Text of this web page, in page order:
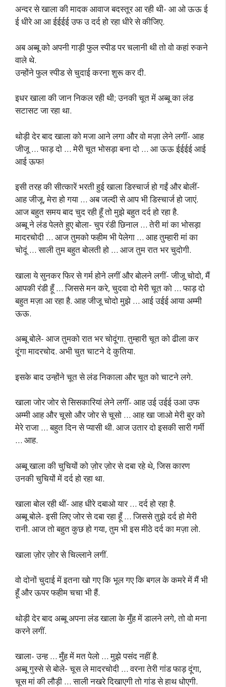
अन्दर से खाला की मादक आवाज बदस्तूर आ रही थी- आ ओ ऊऊ ई
ई धीरे आ आ ईईईई उफ उ दर्द हो रहा धीरे से कीजिए.
अब अब्बू को अपनी गाड़ी फुल स्पीड पर चलानी थी तो वो कहां रुकने
वाले थे.
उन्होंने फुल स्पीड से चुदाई करना शुरू कर दी.
इधर खाला की जान निकल रही थी; उनकी चूत में अब्बू का लंड
सटासट जा रहा था.
थोड़ी देर बाद खाला को मजा आने लगा और वो मज़ा लेने लगीं- आह
जीजू … फाड़ दो … मेरी चूत भोसड़ा बना दो … आ ऊऊ ईईईई आई
आई ऊफ!
इसी तरह की सीत्कारें भरती हुई खाला डिस्चार्ज हो गईं और बोलीं-
आह जीजू, मेरा हो गया … अब जल्दी से आप भी डिस्चार्ज हो जाएं.
आज बहुत समय बाद चुद रही हूँ तो मुझे बहुत दर्द हो रहा है.
अब्बू ने लंड पेलते हुए बोला- चुप रंडी छिनाल … तेरी मां का भोसड़ा
मादरचोदी … आज तुमको फहीम भी पेलेगा … आह तुम्हारी मां का
चोदूं … साली तुम बहुत बोलती हो … आज तुम रात भर चुदोगी.
खाला ये सुनकर फिर से गर्म होने लगीं और बोलने लगीं- जीजू चोदो, मैं
आपकी रंडी हूँ … जिससे मन करे, चुदवा दो मेरी चूत को … फाड़ दो
बहुत मज़ा आ रहा है. आह जीजू चोदो मुझे … आई उईई आया अम्मी
ऊऊ.
अब्बू बोले- आज तुमको रात भर चोदूंगा. तुम्हारी चूत को ढीला कर
दूंगा मादरचोद. अभी चुत चाटने दे कुतिया.
इसके बाद उन्होंने चूत से लंड निकाला और चूत को चाटने लगे.
खाला जोर जोर से सिसकारियां लेने लगीं- आह उई उईई उआ उफ
अम्मी आह और चूसो और जोर से चूसो … आह खा जाओ मेरी बुर को
मेरे राजा … बहुत दिन से प्यासी थी. आज उतार दो इसकी सारी गर्मी
… आह.
अब्बू खाला की चुचियों को ज़ोर ज़ोर से दबा रहे थे, जिस कारण
उनकी चुचियों में दर्द हो रहा था.
खाला बोल रही थीं- आह धीरे दबाओ यार … दर्द हो रहा है.
अब्बू बोले- इसी लिए जोर से दबा रहा हूँ … जिससे तुझे दर्द हो मेरी
रानी. आज तो बहुत कुछ हो गया, तुम भी इस मीठे दर्द का मज़ा लो.
खाला ज़ोर ज़ोर से चिल्लाने लगीं.
वो दोनों चुदाई में इतना खो गए कि भूल गए कि बगल के कमरे में मैं भी
हूँ और ऊपर फहीम चचा भी हैं.
थोड़ी देर बाद अब्बू अपना लंड खाला के मुँह में डालने लगे, तो वो मना
करने लगीं.
खाला- उन्ह … मुँह में मत पेलो … मुझे पसंद नहीं है.
अब्बू गुस्से से बोले- चूस ले मादरचोदी … वरना तेरी गांड फाड़ दूंगा,
चूस मां की लौड़ी … साली नखरे दिखाएगी तो गांड से हाथ धोएगी.